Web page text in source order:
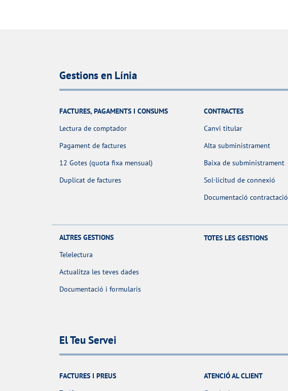
Gestions en Línia
FACTURES, PAGAMENTS I CONSUMS
Lectura de comptador
Pagament de factures
12 Gotes (quota fixa mensual)
Duplicat de factures
CONTRACTES
Canvi titular
Alta subministrament
Baixa de subministrament
Sol·licitud de connexió
Documentació contractació
ALTRES GESTIONS
Telelectura
Actualitza les teves dades
Documentació i formularis
TOTES LES GESTIONS
El Teu Servei
FACTURES I PREUS
ATENCIÓ AL CLIENT